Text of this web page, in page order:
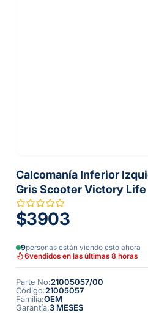
Calcomanía Inferior
Gris Scooter Victory Life
$3903
9personas están viendo esto ahora
6vendidos en las últimas 8 horas
Parte No:21005057/00
Código:21005057
Familia:OEM
Garantía:3 MESES